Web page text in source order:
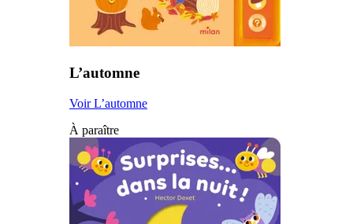
L’automne
Voir L’automne
À paraître